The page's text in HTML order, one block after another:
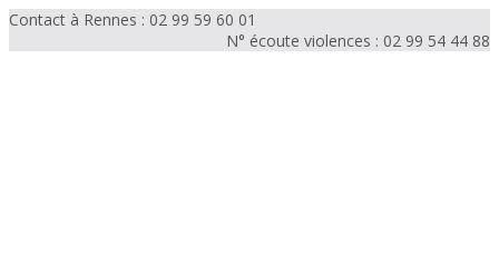
Contact à Rennes : 02 99 59 60 01
N° écoute violences : 02 99 54 44 88